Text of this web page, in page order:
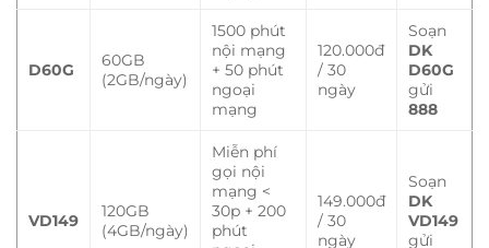
D60G
60GB
(2GB/ngày)
1500 phút
nội mạng
+ 50 phút
ngoại
mạng
120.000đ
/ 30
ngày
Soạn
DK
D60G
gửi
888
VD149
120GB
(4GB/ngày)
Miễn phí
gọi nội
mạng <
30p + 200
phút
149.000đ
/ 30
ngày
Soạn
DK
VD149
gửi